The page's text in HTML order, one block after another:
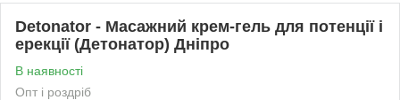
Detonator - Масажний крем-гель для потенції і
ерекції (Детонатор) Дніпро
В наявності
Опт і роздріб